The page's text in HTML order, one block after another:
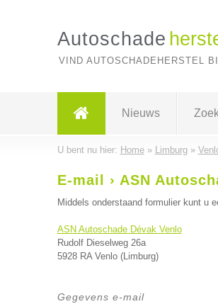
Autoschade
VIND AUTOSCHADEHERSTEL
Nieuws
U bent nu hier: Home» Limburg»
E-mail › ASN
Middels onderstaand formulier kunt u
ASN Autoschade Dévak Venlo
Rudolf Dieselweg 26a
5928 RA Venlo (Limburg)
Gegevens e-mail